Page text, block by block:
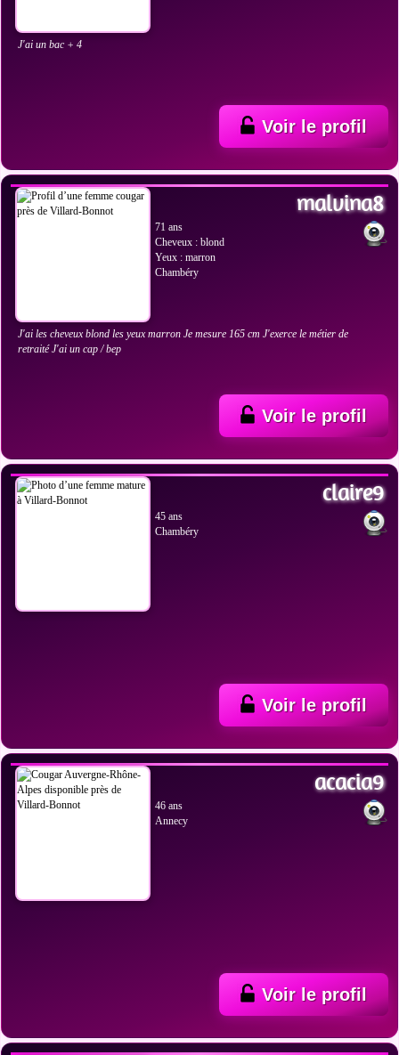
J'ai un bac + 4
Voir le profil
malvina8
71 ans
Cheveux : blond
Yeux : marron
Chambéry
J'ai les cheveux blond les yeux marron Je mesure 165 cm J'exerce le métier de
retraité J'ai un cap / bep
Voir le profil
claire9
45 ans
Chambéry
Voir le profil
VOIR LES PHOTOS
acacia9
46 ans
Annecy
Voir le profil